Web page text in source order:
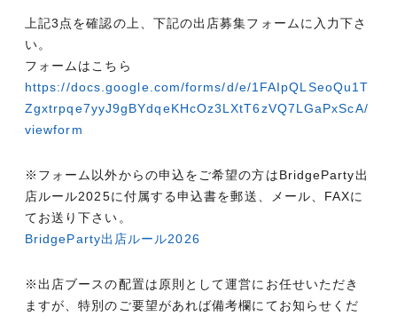
上記3点を確認の上、下記の出店募集フォームに入力下さ
い。
フォームはこちら
https://docs.google.com/forms/d/e/1FAIpQLSeoQu1T
Zgxtrpqe7yyJ9gBYdqeKHcOz3LXtT6zVQ7LGaPxScA/
viewform
※フォーム以外からの申込をご希望の方はBridgeParty出
店ルール2025に付属する申込書を郵送、メール、FAXに
てお送り下さい。
BridgeParty出店ルール2026
※出店ブースの配置は原則として運営にお任せいただき
ますが、特別のご要望があれば備考欄にてお知らせくだ